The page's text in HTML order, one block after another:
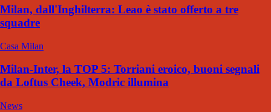
Milan, dall'Inghilterra: Leao è stato offerto a tre
squadre
Casa Milan
Milan-Inter, la TOP 5: Torriani eroico, buoni segnali
da Loftus Cheek, Modric illumina
News